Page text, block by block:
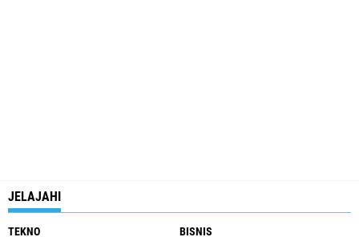
JELAJAHI
TEKNO BISNIS